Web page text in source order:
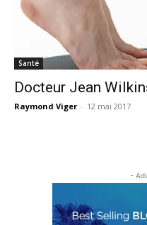
Santé
Docteur Jean
Raymond Viger - 12 mai 2017
-